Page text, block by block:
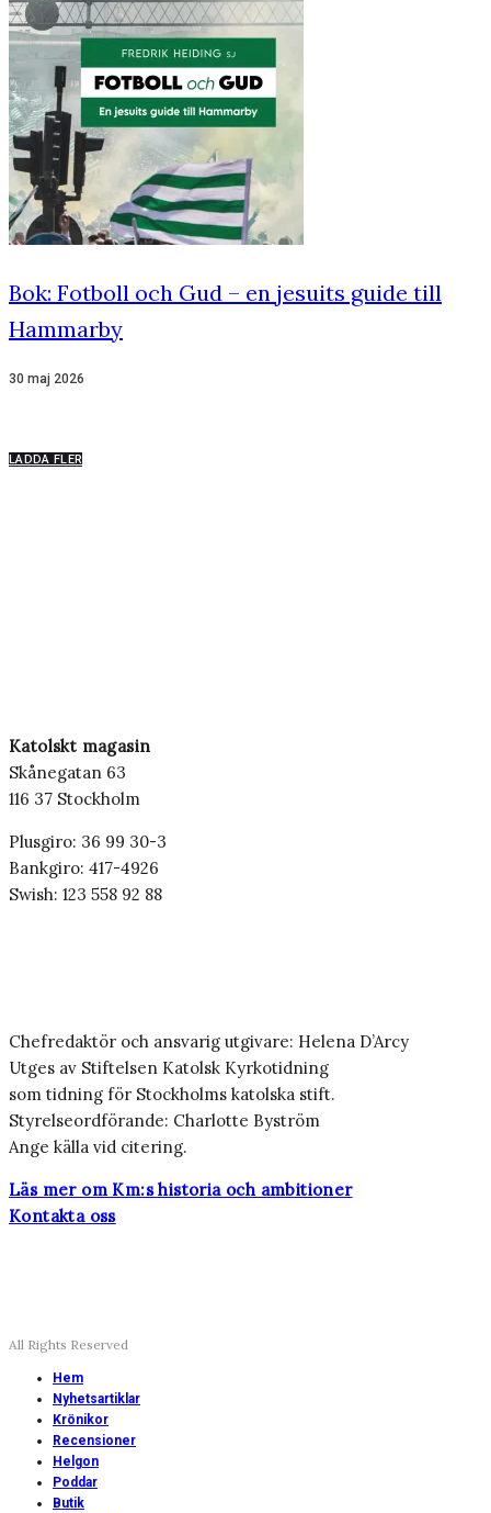
Bok: Fotboll och Gud – en jesuits guide till
Hammarby
30 maj 2026
LADDA FLER
Katolskt magasin
Skånegatan 63
116 37 Stockholm
Plusgiro: 36 99 30-3
Bankgiro: 417-4926
Swish: 123 558 92 88
Chefredaktör och ansvarig utgivare: Helena D’Arcy
Utges av Stiftelsen Katolsk Kyrkotidning
som tidning för Stockholms katolska stift.
Styrelseordförande: Charlotte Byström
Ange källa vid citering.
Läs mer om Km:s historia och ambitioner
Kontakta oss
All Rights Reserved
Hem
Nyhetsartiklar
Krönikor
Recensioner
Helgon
Poddar
Butik